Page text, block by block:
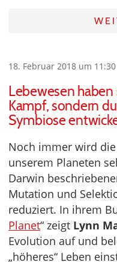
18. Februar 2018 um 11:30
Lebewesen
Kampf, sondern
Symbiose
Noch immer wird
unserem Planeten
Darwin
Mutation und
reduziert. In ihrem
Planet“ zeigt Lynn
Evolution auf und
„höheres“ Leben